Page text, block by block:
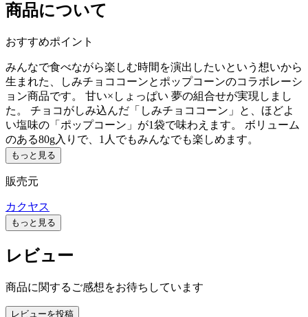
商品について
おすすめポイント
みんなで食べながら楽しむ時間を演出したいという想いから
生まれた、しみチョココーンとポップコーンのコラボレーシ
ョン商品です。 甘い×しょっぱい 夢の組合せが実現しまし
た。 チョコがしみ込んだ「しみチョココーン」と、ほどよ
い塩味の「ポップコーン」が1袋で味わえます。 ボリューム
のある80g入りで、1人でもみんなでも楽しめます。
もっと見る
販売元
カクヤス
もっと見る
レビュー
商品に関するご感想をお待ちしています
レビューを投稿